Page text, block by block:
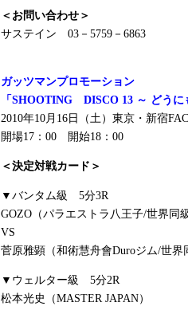
＜お問い合わせ＞
サステイン 03－5759－6863
ガッツマンプロモーション
「SHOOTING DISCO 13 ～ どう
2010年10月16日（土）東京・新宿
開場17：00 開始18：00
＜決定対戦カード＞
▼バンタム級 5分3R
GOZO（パラエストラ八王子/世界同
VS
菅原雅顕（和術慧舟會Duroジム/世界
▼ウェルター級 5分2R
松本光史（MASTER JAPAN）